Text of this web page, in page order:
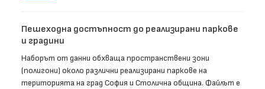
Пешеходна достъпност до реализирани паркове
и градини
Наборът от данни обхваща пространствени зони
(полигони) около различни реализирани паркове на
територията на град София и Столична община. Файлът е